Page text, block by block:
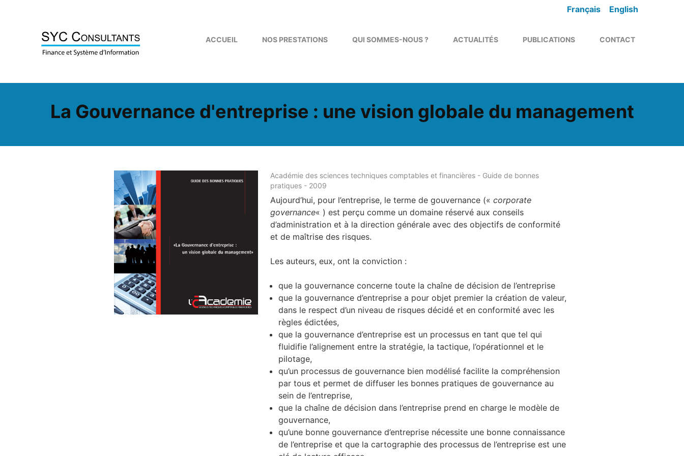
Français English
ACCUEIL NOS PRESTATIONS QUI SOMMES-NOUS ? ACTUALITÉS PUBLICATIONS CONTACT
La Gouvernance d'entreprise : une vision globale du management
Académie des sciences techniques comptables et financières - Guide de bonnes
pratiques - 2009
Aujourd’hui, pour l’entreprise, le terme de gouvernance (« corporate
governance« ) est perçu comme un domaine réservé aux conseils
d’administration et à la direction générale avec des objectifs de conformité
et de maîtrise des risques.
Les auteurs, eux, ont la conviction :
que la gouvernance concerne toute la chaîne de décision de l’entreprise
que la gouvernance d’entreprise a pour objet premier la création de valeur,
dans le respect d’un niveau de risques décidé et en conformité avec les
règles édictées,
que la gouvernance d’entreprise est un processus en tant que tel qui
fluidifie l’alignement entre la stratégie, la tactique, l’opérationnel et le
pilotage,
qu’un processus de gouvernance bien modélisé facilite la compréhension
par tous et permet de diffuser les bonnes pratiques de gouvernance au
sein de l’entreprise,
que la chaîne de décision dans l’entreprise prend en charge le modèle de
gouvernance,
qu’une bonne gouvernance d’entreprise nécessite une bonne connaissance
de l’entreprise et que la cartographie des processus de l’entreprise est une